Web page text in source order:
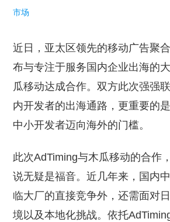
市场
近日，亚太区领先的移动广告聚
布与专注于服务国内企业出海的
瓜移动达成合作。双方此次强强
内开发者的出海通路，更重要的
中小开发者迈向海外的门槛。
此次AdTiming与木瓜移动的合作
说无疑是福音。近几年来，国内
临大厂的直接竞争外，还需面对
境以及本地化挑战。依托